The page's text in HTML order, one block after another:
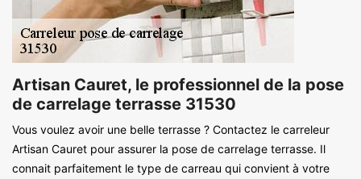
Artisan Cauret, le professionnel de la pose
de carrelage terrasse 31530
Vous voulez avoir une belle terrasse ? Contactez le carreleur
Artisan Cauret pour assurer la pose de carrelage terrasse. Il
connait parfaitement le type de carreau qui convient à votre